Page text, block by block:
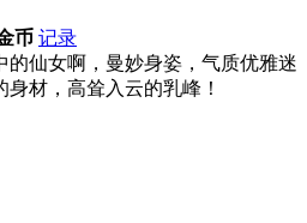
币 记录
的仙女啊，曼妙身姿，气质优雅迷
材，高耸入云的乳峰！